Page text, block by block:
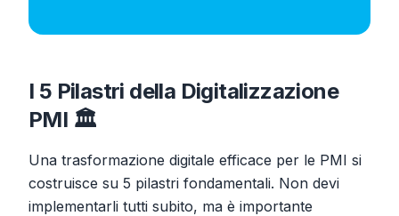
I 5 Pilastri della Digitalizzazione
PMI 🏛️
Una trasformazione digitale efficace per le PMI si
costruisce su 5 pilastri fondamentali. Non devi
implementarli tutti subito, ma è importante